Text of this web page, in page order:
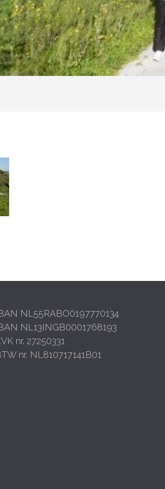
NL55RABO0197770134
NL13INGB0001768193
nr. 27250331
nr. NL810717141B01